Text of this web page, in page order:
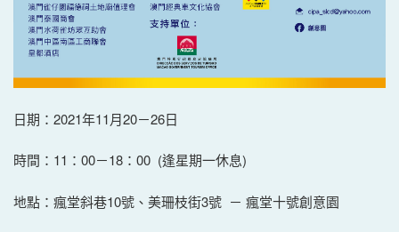
日期：2021年11月20－26日
時間：11：00－18：00 (逢星期一休息)
地點：瘋堂斜巷10號、美珊枝街3號 － 瘋堂十號創意園